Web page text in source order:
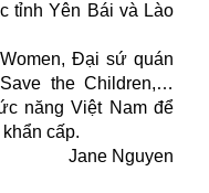
tỉnh Yên Bái và Lào
Đại sứ quán
the Children,…
năng Việt Nam để
cấp.
Jane Nguyen